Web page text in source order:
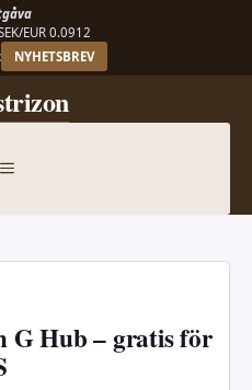
EUR 0.0912
NYHETSBREV
MENY
G Hub – gratis för